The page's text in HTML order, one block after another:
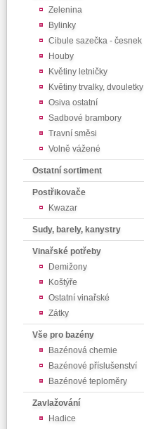
Zelenina
Bylinky
Cibule sazečka - česnek
Houby
Květiny letničky
Květiny trvalky, dvouletky
Osiva ostatní
Sadbové brambory
Travní směsi
Volně vážené
Ostatní sortiment
Postřikovače
Kwazar
Sudy, barely, kanystry
Vinařské potřeby
Demižony
Koštýře
Ostatní vinařské
Zátky
Vše pro bazény
Bazénová chemie
Bazénové příslušenství
Bazénové teploměry
Zavlažování
Hadice